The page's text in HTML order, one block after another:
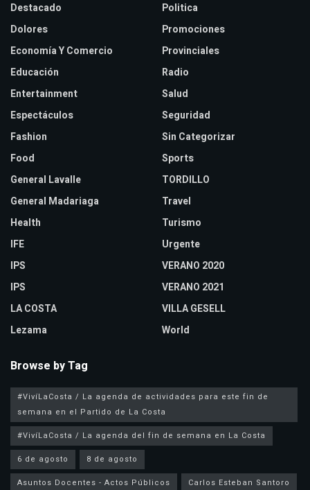
Destacado
Dolores
Economía Y Comercio
Educación
Entertainment
Espectáculos
Fashion
Food
General Lavalle
General Madariaga
Health
IFE
IPS
IPS
LA COSTA
Lezama
Politica
Promociones
Provinciales
Radio
Salud
Seguridad
Sin Categorizar
Sports
TORDILLO
Travel
Turismo
Urgente
VERANO 2020
VERANO 2021
VILLA GESELL
World
Browse by Tag
#VivíLaCosta / La agenda de actividades para este fin de
semana en el Partido de La Costa
#VivíLaCosta / La agenda del fin de semana en La Costa
6 de agosto
8 de agosto
Asuntos Docentes - Actos Públicos
Carlos Esteban Santoro